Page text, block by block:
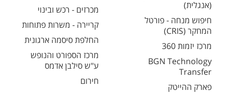
(אנגלית)
חיפוש מנחה - פורטל
המחקר (CRIS)
מרכז יזמות 360
BGN Technology
Transfer
פארק ההייטק
מכרזים - רכש ובינוי
קריירה - משרות פתוחות
החלפת סיסמה ארגונית
מרכז הספורט והנופש
ע"ש סילבן אדמס
חירום